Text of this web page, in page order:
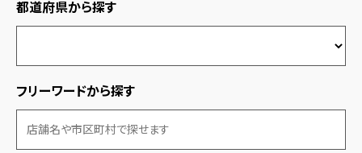
都道府県から探す
フリーワードから探す